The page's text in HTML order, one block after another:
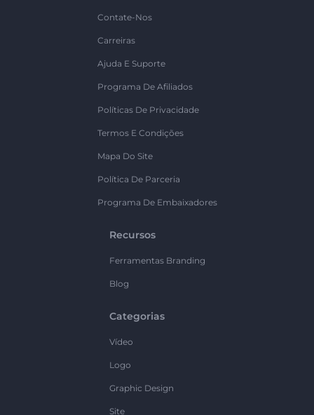
Contate-Nos
Carreiras
Ajuda E Suporte
Programa De Afiliados
Políticas De Privacidade
Termos E Condições
Mapa Do Site
Política De Parceria
Programa De Embaixadores
Recursos
Ferramentas Branding
Blog
Categorias
Vídeo
Logo
Graphic Design
Site